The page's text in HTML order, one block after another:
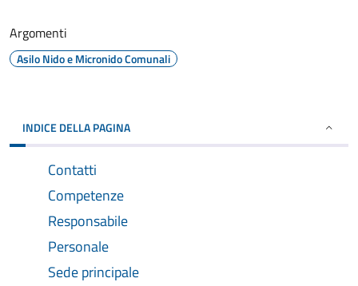
Argomenti
Asilo Nido e Micronido Comunali
INDICE DELLA PAGINA
Contatti
Competenze
Responsabile
Personale
Sede principale